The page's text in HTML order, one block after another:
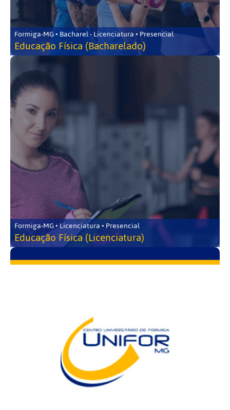
Formiga-MG • Bacharel - Licenciatura • Presencial
Educação Física (Bacharelado)
Formiga-MG • Licenciatura • Presencial
Educação Física (Licenciatura)